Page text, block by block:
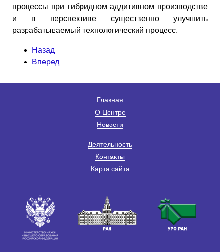
процессы при гибридном аддитивном производстве
и в перспективе существенно улучшить
разрабатываемый технологический процесс.
Назад
Вперед
Главная
О Центре
Новости
Деятельность
Контакты
Карта сайта